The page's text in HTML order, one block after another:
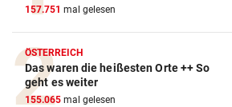
157.751 mal gelesen
ÖSTERREICH
Das waren die heißesten Orte ++ So
geht es weiter
155.065 mal gelesen